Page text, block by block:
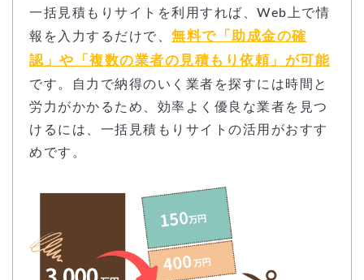
一括見積もりサイトを利用すれば、Web上で情
報を入力するだけで、 無料で「助成金の確
認」や「複数の業者の見積もり依頼」が可能
です。自力で納得のいく業者を探すには時間と
労力がかかるため、効率よく優良な業者を見つ
けるには、一括見積もりサイトの活用がおすす
めです。